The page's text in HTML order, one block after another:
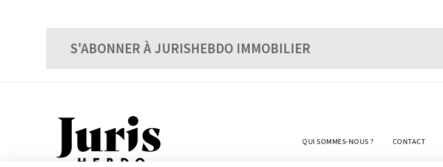
S'ABONNER À JURISHEBDO IMMOBILIER
QUI SOMMES-NOUS ? CONTACT